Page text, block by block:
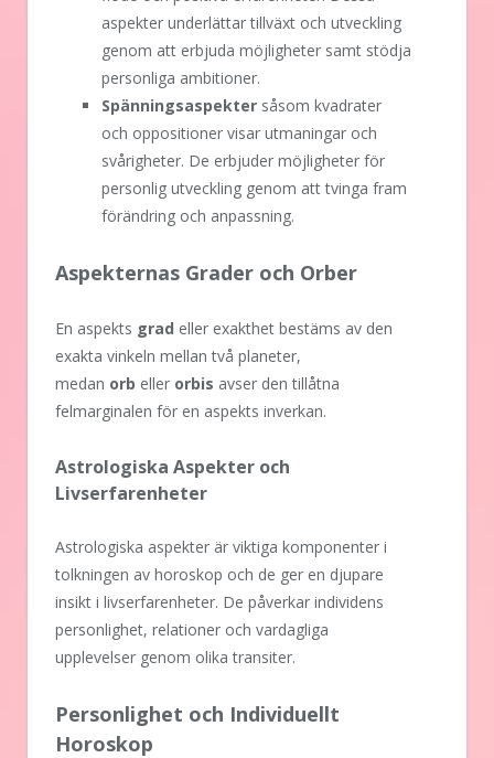
aspekter underlättar tillväxt och utveckling
genom att erbjuda möjligheter samt stödja
personliga ambitioner.
Spänningsaspekter såsom kvadrater
och oppositioner visar utmaningar och
svårigheter. De erbjuder möjligheter för
personlig utveckling genom att tvinga fram
förändring och anpassning.
Aspekternas Grader och Orber
En aspekts grad eller exakthet bestäms av den
exakta vinkeln mellan två planeter,
medan orb eller orbis avser den tillåtna
felmarginalen för en aspekts inverkan.
Astrologiska Aspekter och
Livserfarenheter
Astrologiska aspekter är viktiga komponenter i
tolkningen av horoskop och de ger en djupare
insikt i livserfarenheter. De påverkar individens
personlighet, relationer och vardagliga
upplevelser genom olika transiter.
Personlighet och Individuellt
Horoskop